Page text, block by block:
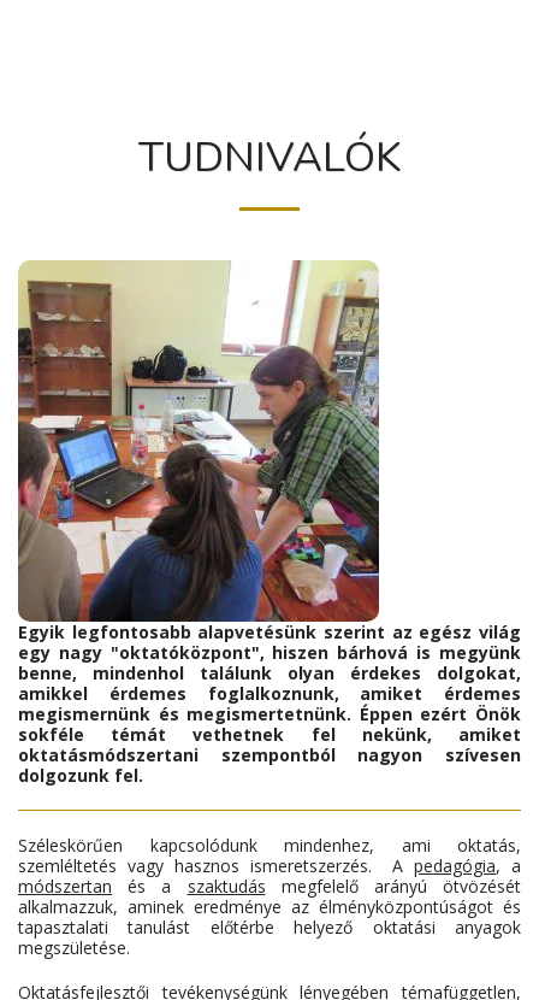
TUDNIVALÓK
Egyik legfontosabb alapvetésünk szerint az egész világ
egy nagy "oktatóközpont", hiszen bárhová is megyünk
benne, mindenhol találunk olyan érdekes dolgokat,
amikkel érdemes foglalkoznunk, amiket érdemes
megismernünk és megismertetnünk. Éppen ezért Önök
sokféle témát vethetnek fel nekünk, amiket
oktatásmódszertani szempontból nagyon szívesen
dolgozunk fel.
Széleskörűen kapcsolódunk mindenhez, ami oktatás,
szemléltetés vagy hasznos ismeretszerzés. Apedagógia, a
módszertan és a szaktudás megfelelő arányú ötvözését
alkalmazzuk, aminek eredménye az élményközpontúságot és
tapasztalati tanulást előtérbe helyező oktatási anyagok
megszületése.
Oktatásfejlesztői tevékenységünk lényegébentémafüggetlen,